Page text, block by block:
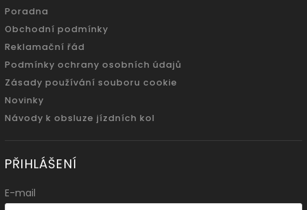
Poradna
Obchodní podmínky
Reklamační řád
Podmínky ochrany osobních údajů
Zásady používání souboru cookie
Novinky
Návody k obsluze jízdních kol
PŘIHLÁŠENÍ
E-mail